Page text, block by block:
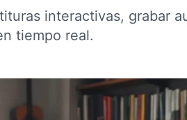
interactivas, grabar
tiempo real.